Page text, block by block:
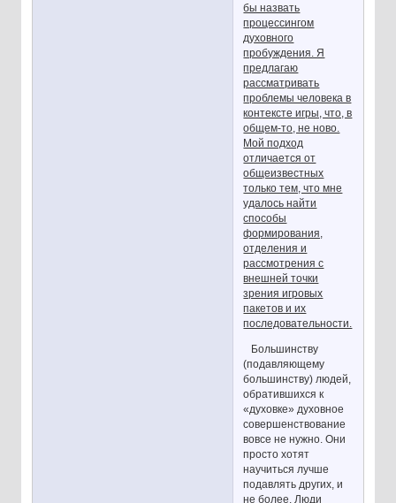
бы назвать
процессингом
духовного
пробуждения. Я
предлагаю
рассматривать
проблемы человека в
контексте игры, что, в
общем-то, не ново.
Мой подход
отличается от
общеизвестных
только тем, что мне
удалось найти
способы
формирования,
отделения и
рассмотрения с
внешней точки
зрения игровых
пакетов и их
последовательности.
Большинству
(подавляющему
большинству) людей,
обратившихся к
«духовке» духовное
совершенствование
вовсе не нужно. Они
просто хотят
научиться лучше
подавлять других, и
не более. Люди